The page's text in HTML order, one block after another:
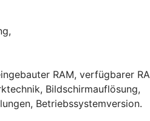
RAM, verfügbarer
Bildschirmauflösung,
Betriebssystemversion.